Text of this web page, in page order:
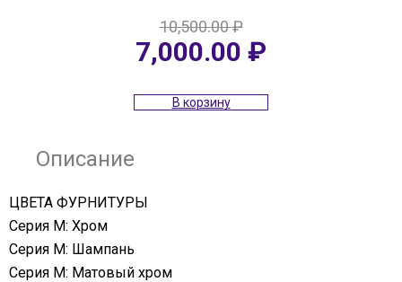
10,500.00₽
Первоначальная
цена
10,500.00 ₽.
7,000.00 ₽
В корзину
Описание
ЦВЕТА ФУРНИТУРЫ
Серия М: Хром
Серия М: Шампань
Серия М: Матовый хром